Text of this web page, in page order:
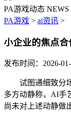
PA游戏动态 NEWS
PA游戏 > ai资讯 >
小企业的焦点
发布时间：2026-
试图通细致分场
多方动静称，AI手
尚未对上述动静做